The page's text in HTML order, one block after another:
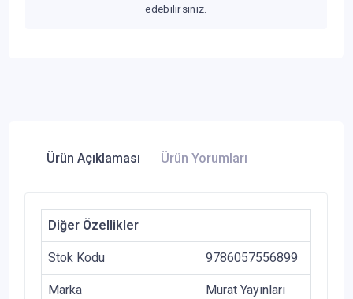
edebilirsiniz.
Ürün Açıklaması Ürün Yorumları
Diğer Özellikler
Stok Kodu 9786057556899
Marka Murat Yayınları